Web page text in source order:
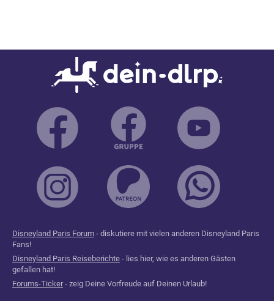
Disneyland Paris Forum - diskutiere mit vielen anderen Disneyland Paris
Fans!
Disneyland Paris Reiseberichte - lies hier, wie es anderen Gästen
gefallen hat!
Forums-Ticker- zeig Deine Vorfreude auf Deinen Urlaub!